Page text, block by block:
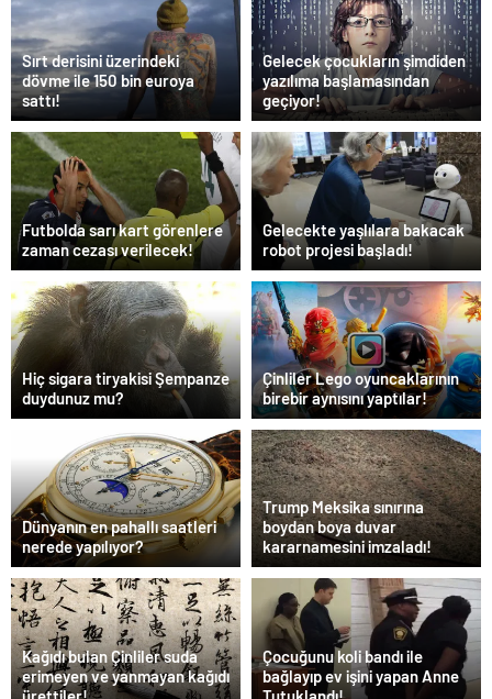
Sırt derisini üzerindeki
dövme ile 150 bin euroya
sattı!
Gelecek çocukların şimdiden
yazılıma başlamasından
geçiyor!
Futbolda sarı kart görenlere
zaman cezası verilecek!
Gelecekte yaşlılara bakacak
robot projesi başladı!
Hiç sigara tiryakisi Şempanze
duydunuz mu?
Çinliler Lego oyuncaklarının
birebir aynısını yaptılar!
Dünyanın en pahallı saatleri
nerede yapılıyor?
Trump Meksika sınırına
boydan boya duvar
kararnamesini imzaladı!
Kağıdı bulan Çinliler suda
erimeyen ve yanmayan kağıdı
Çocuğunu koli bandı ile
bağlayıp ev işini yapan Anne